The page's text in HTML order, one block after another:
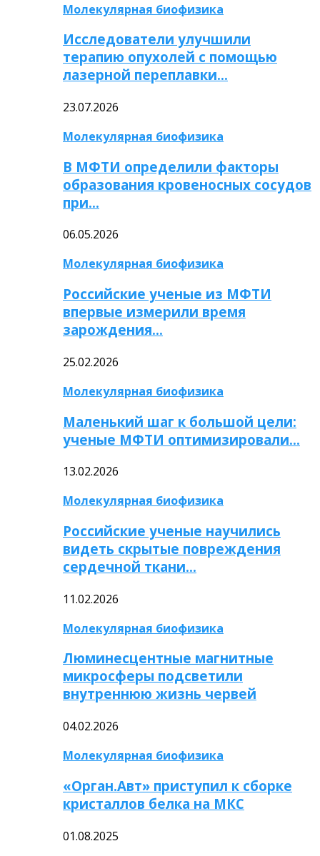
Молекулярная биофизика
Исследователи улучшили
терапию опухолей с помощью
лазерной переплавки…
23.07.2026
Молекулярная биофизика
В МФТИ определили факторы
образования кровеносных сосудов
при…
06.05.2026
Молекулярная биофизика
Российские ученые из МФТИ
впервые измерили время
зарождения…
25.02.2026
Молекулярная биофизика
Маленький шаг к большой цели:
ученые МФТИ оптимизировали…
13.02.2026
Молекулярная биофизика
Российские ученые научились
видеть скрытые повреждения
сердечной ткани…
11.02.2026
Молекулярная биофизика
Люминесцентные магнитные
микросферы подсветили
внутреннюю жизнь червей
04.02.2026
Молекулярная биофизика
«Орган.Авт» приступил к сборке
кристаллов белка на МКС
01.08.2025